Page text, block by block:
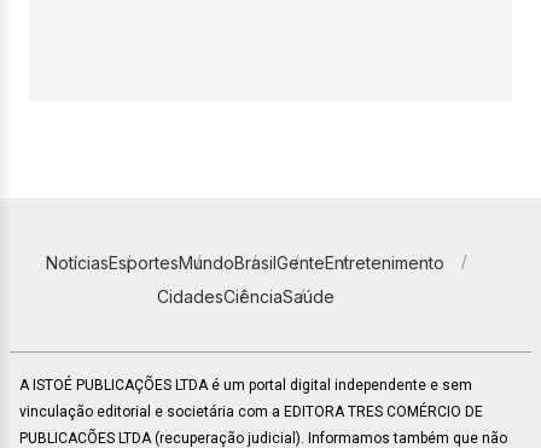
NotíciasEsportesMundoBrasilGenteEntretenimento
CidadesCiênciaSaúde
A ISTOÉ PUBLICAÇÕES LTDA é um portal digital independente e sem
vinculação editorial e societária com a EDITORA TRES COMÉRCIO DE
PUBLICACÕES LTDA (recuperação judicial). Informamos também que não